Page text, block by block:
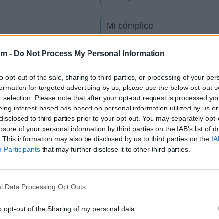
- Do Not Process My Personal Information
opt-out of the sale, sharing to third parties, or processing of your
for targeted advertising by us, please use the below opt-out
selection. Please note that after your opt-out request is processed
interest-based ads based on personal information utilized by us
to third parties prior to your opt-out. You may separately
of your personal information by third parties on the IAB’s list of
This information may also be disclosed by us to third parties on the
Participants that may further disclose it to other third parties.
Data Processing Opt Outs
opt-out of the Sharing of my personal data.
Mi cómplice
La cachuchita
Evidencias
Si tu eres mi hombre y yo